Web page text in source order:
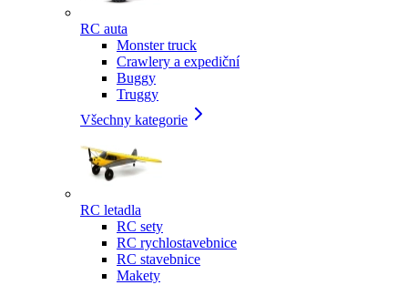
RC auta
Monster truck
Crawlery a expediční
Buggy
Truggy
Všechny kategorie
RC letadla
RC sety
RC rychlostavebnice
RC stavebnice
Makety